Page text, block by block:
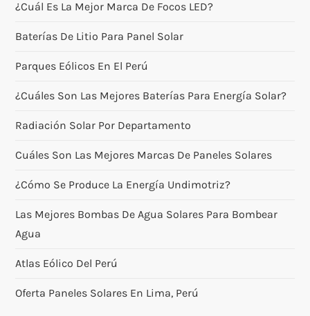
¿Cuál Es La Mejor Marca De Focos LED?
Baterías De Litio Para Panel Solar
Parques Eólicos En El Perú
¿Cuáles Son Las Mejores Baterías Para Energía Solar?
Radiación Solar Por Departamento
Cuáles Son Las Mejores Marcas De Paneles Solares
¿Cómo Se Produce La Energía Undimotriz?
Las Mejores Bombas De Agua Solares Para Bombear
Agua
Atlas Eólico Del Perú
Oferta Paneles Solares En Lima, Perú